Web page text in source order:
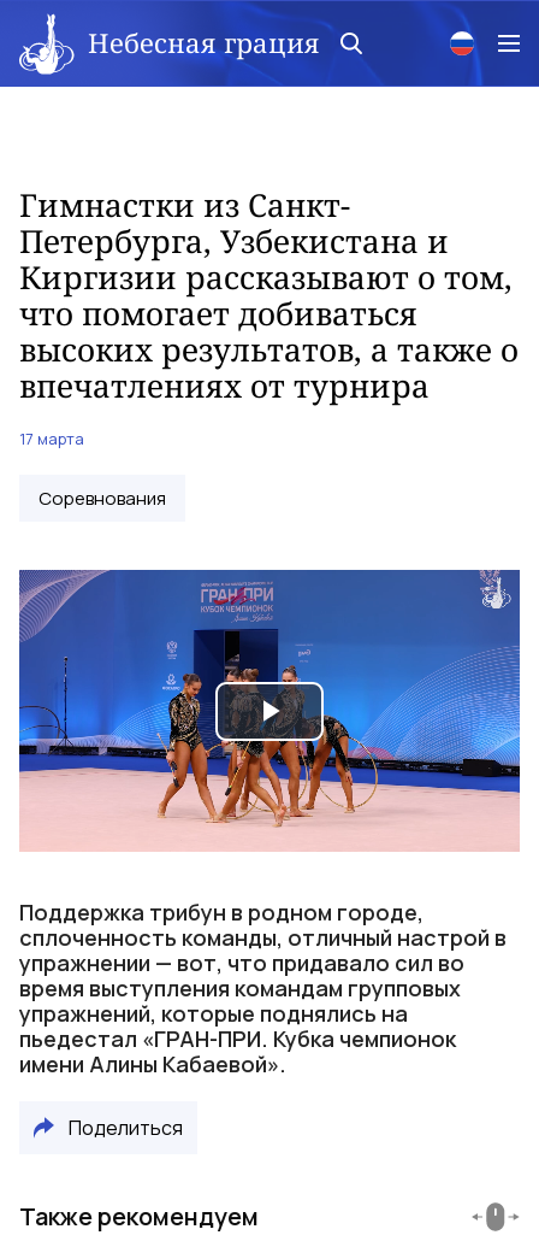
Небесная грация
Гимнастки из Санкт-
Петербурга, Узбекистана и
Киргизии рассказывают о том,
что помогает добиваться
высоких результатов, а также о
впечатлениях от турнира
17 марта
Соревнования
Play
Video
Поддержка трибун в родном городе,
сплоченность команды, отличный настрой в
упражнении — вот, что придавало сил во
время выступления командам групповых
упражнений, которые поднялись на
пьедестал «ГРАН-ПРИ. Кубка чемпионок
имени Алины Кабаевой».
Поделиться
Также рекомендуем